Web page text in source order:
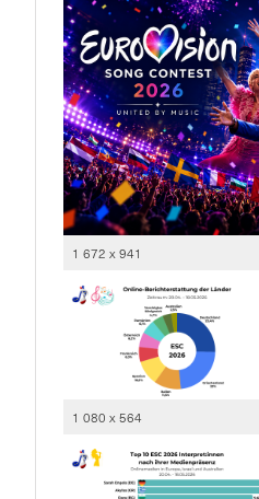
1 672 x 941
1 080 x 564